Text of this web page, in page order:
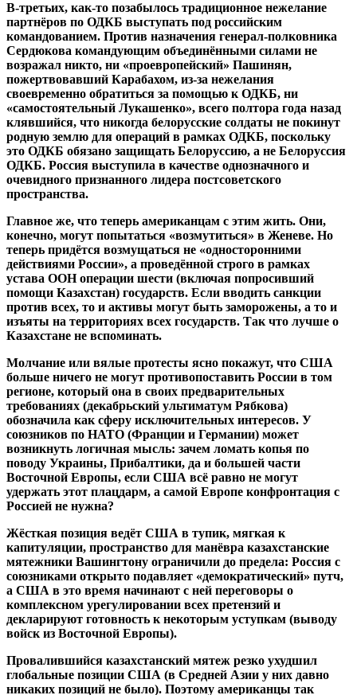
В-третьих, как-то позабылось традиционное нежелание
партнёров по ОДКБ выступать под российским
командованием. Против назначения генерал-полковника
Сердюкова командующим объединёнными силами не
возражал никто, ни «проевропейский» Пашинян,
пожертвовавший Карабахом, из-за нежелания
своевременно обратиться за помощью к ОДКБ, ни
«самостоятельный Лукашенко», всего полтора года назад
клявшийся, что никогда белорусские солдаты не покинут
родную землю для операций в рамках ОДКБ, поскольку
это ОДКБ обязано защищать Белоруссию, а не Белоруссия
ОДКБ. Россия выступила в качестве однозначного и
очевидного признанного лидера постсоветского
пространства.
Главное же, что теперь американцам с этим жить. Они,
конечно, могут попытаться «возмутиться» в Женеве. Но
теперь придётся возмущаться не «односторонними
действиями России», а проведённой строго в рамках
устава ООН операции шести (включая попросивший
помощи Казахстан) государств. Если вводить санкции
против всех, то и активы могут быть заморожены, а то и
изъяты на территориях всех государств. Так что лучше о
Казахстане не вспоминать.
Молчание или вялые протесты ясно покажут, что США
больше ничего не могут противопоставить России в том
регионе, который она в своих предварительных
требованиях (декабрьский ультиматум Рябкова)
обозначила как сферу исключительных интересов. У
союзников по НАТО (Франции и Германии) может
возникнуть логичная мысль: зачем ломать копья по
поводу Украины, Прибалтики, да и большей части
Восточной Европы, если США всё равно не могут
удержать этот плацдарм, а самой Европе конфронтация с
Россией не нужна?
Жёсткая позиция ведёт США в тупик, мягкая к
капитуляции, пространство для манёвра казахстанские
мятежники Вашингтону ограничили до предела: Россия с
союзниками открыто подавляет «демократический» путч,
а США в это время начинают с ней переговоры о
комплексном урегулировании всех претензий и
декларируют готовность к некоторым уступкам (выводу
войск из Восточной Европы).
Провалившийся казахстанский мятеж резко ухудшил
глобальные позиции США (в Средней Азии у них давно
никаких позиций не было). Поэтому американцы так